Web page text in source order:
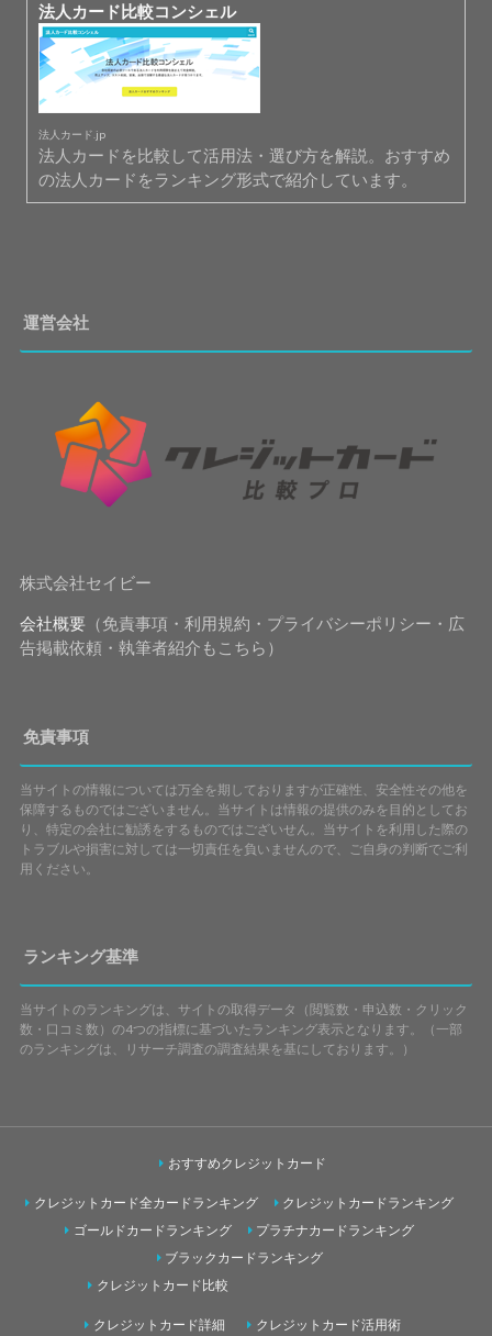
法人カード比較コンシェル
法人カード.jp
法人カードを比較して活用法・選び方を解説。おすすめ
の法人カードをランキング形式で紹介しています。
運営会社
株式会社セイビー
会社概要（免責事項・利用規約・プライバシーポリシー・広
告掲載依頼・執筆者紹介もこちら）
免責事項
当サイトの情報については万全を期しておりますが正確性、安全性その他を
保障するものではございません。当サイトは情報の提供のみを目的としてお
り、特定の会社に勧誘をするものではございせん。当サイトを利用した際の
トラブルや損害に対しては一切責任を負いませんので、ご自身の判断でご利
用ください。
ランキング基準
当サイトのランキングは、サイトの取得データ（閲覧数・申込数・クリック
数・口コミ数）の4つの指標に基づいたランキング表示となります。（一部
のランキングは、リサーチ調査の調査結果を基にしております。）
おすすめクレジットカード
クレジットカード全カードランキング
クレジットカードランキング
ゴールドカードランキング
プラチナカードランキング
ブラックカードランキング
クレジットカード比較
クレジットカード詳細 クレジットカード活用術